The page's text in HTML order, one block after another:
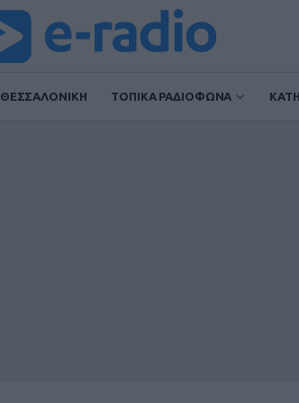
ΘΕΣΣΑΛΟΝΙΚΗ ΤΟΠΙΚΑ ΡΑΔΙΟΦΩΝΑ